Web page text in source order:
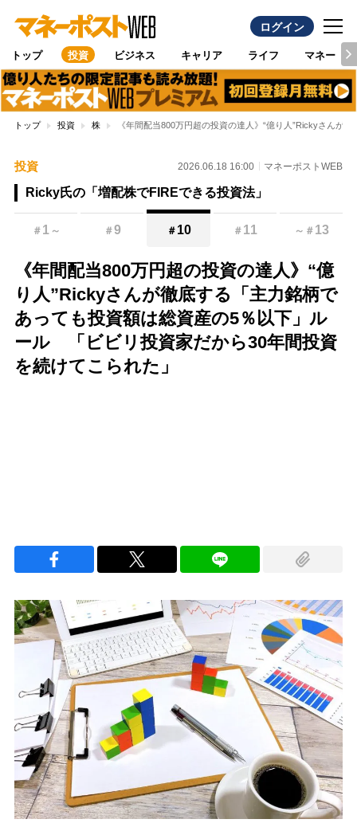
ログイン
トップ 投資 ビジネス キャリア ライフ マネー
トップ 投資 株 《年間配当800万円超の投資の達人》“億り人”Rickyさん
投資 2026.06.18 16:00 マネーポストWEB
Ricky氏の「増配株でFIREできる投資法」
＃ 1 ～ ＃9 ＃ 10 ＃ 11 ～ ＃ 13
《年間配当800万円超の投資の達人》“億
り人”Rickyさんが徹底する「主力銘柄で
あっても投資額は総資産の5％以下」ル
ール 「ビビリ投資家だから30年間投資
を続けてこられた」